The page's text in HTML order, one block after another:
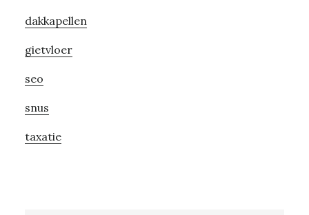
dakkapellen
gietvloer
seo
snus
taxatie